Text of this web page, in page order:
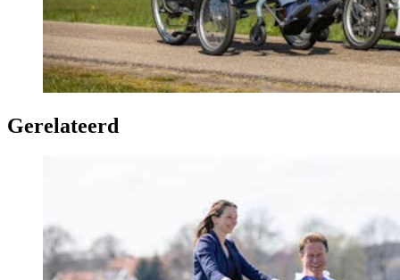
Gerelateerd